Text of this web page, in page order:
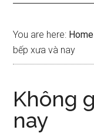
You are here: Home
bếp xưa và nay
Không
nay